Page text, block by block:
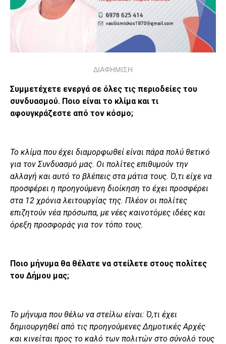
ΔΙΑΦΗΜΙΣΗ
Συμμετέχετε ενεργά σε όλες τις περιοδείες του
συνδυασμού. Ποιο είναι το κλίμα και τι
αφουγκράζεστε από τον κόσμο;
Το κλίμα που έχει διαμορφωθεί είναι πάρα πολύ θετικό
για τον Συνδυασμό μας. Οι πολίτες επιθυμούν την
αλλαγή και αυτό το βλέπεις στα μάτια τους. Ό,τι είχε να
προσφέρει η προηγούμενη διοίκηση το έχει προσφέρει
στα 12 χρόνια λειτουργίας της. Πλέον οι πολίτες
επιζητούν νέα πρόσωπα, με νέες καινοτόμες ιδέες και
όρεξη προσφοράς για τον τόπο τους.
Ποιο μήνυμα θα θέλατε να στείλετε στους πολίτες
του Δήμου μας;
Το μήνυμα που θέλω να στείλω είναι: Ό,τι έχει
δημιουργηθεί από τις προηγούμενες Δημοτικές Αρχές
και κινείται προς το καλό των πολιτών στο σύνολό τους